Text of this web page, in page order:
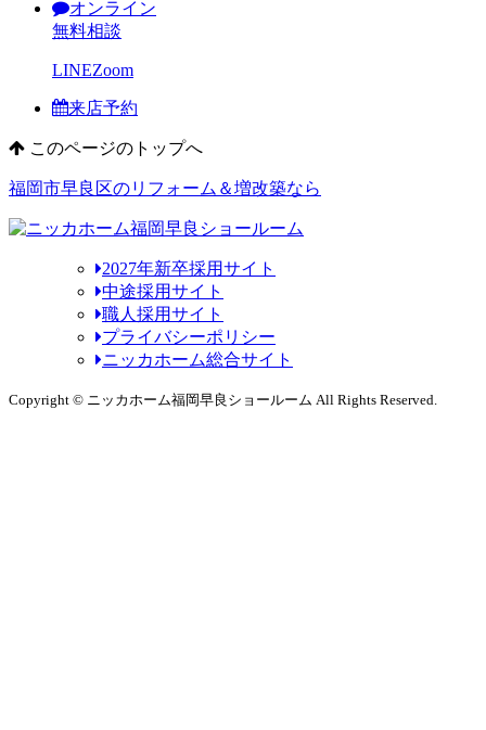
オンライン
無料相談
LINEZoom
来店予約
このページのトップへ
福岡市早良区のリフォーム＆増改築なら
2027年新卒採用サイト
中途採用サイト
職人採用サイト
プライバシーポリシー
ニッカホーム総合サイト
Copyright © ニッカホーム福岡早良ショールーム All Rights Reserved.